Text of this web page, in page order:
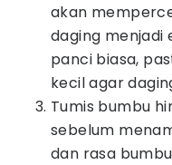
akan
daging menjadi
panci biasa,
kecil agar
Tumis bumbu
sebelum
dan rasa